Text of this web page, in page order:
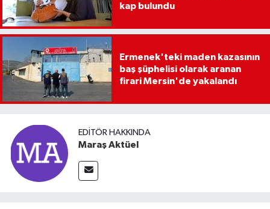
kap bulundu
Ermenek'teki maden kazasının
baş şüphelisi olarak aranan
firari Mersin'de yakalandı
EDITÖR HAKKINDA
Maraş Aktüel